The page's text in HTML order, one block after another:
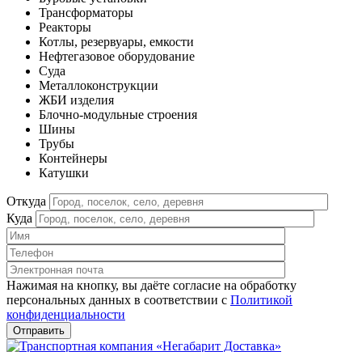
Трансформаторы
Реакторы
Котлы, резервуары, емкости
Нефтегазовое оборудование
Cуда
Металлоконструкции
ЖБИ изделия
Блочно-модульные строения
Шины
Трубы
Контейнеры
Катушки
Откуда
Куда
Нажимая на кнопку, вы даёте согласие на обработку
персональных данных в соответствии c Политикой
конфиденциальности